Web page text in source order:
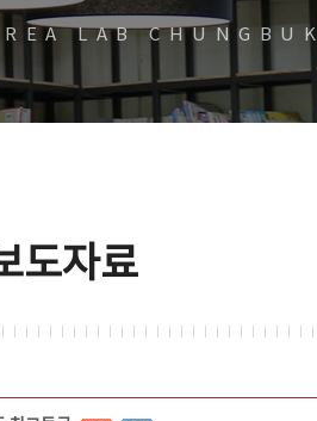
LAB CHUNGBUK
도자료